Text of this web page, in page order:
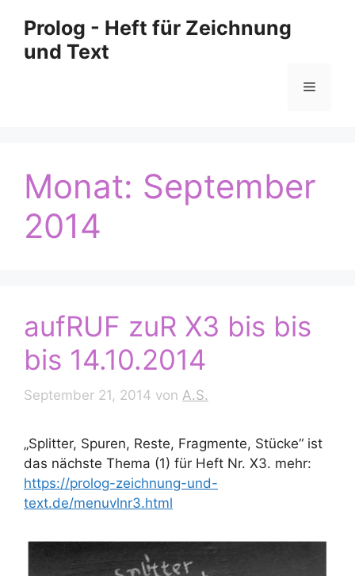
Inhalt
springen
Prolog - Heft für Zeichnung
und Text
Menü
Monat: September
2014
aufRUF zuR X3 bis bis
bis 14.10.2014
September 21, 2014 von A.S.
„Splitter, Spuren, Reste, Fragmente, Stücke“ ist
das nächste Thema (1) für Heft Nr. X3. mehr:
https://prolog-zeichnung-und-
text.de/menuvlnr3.html